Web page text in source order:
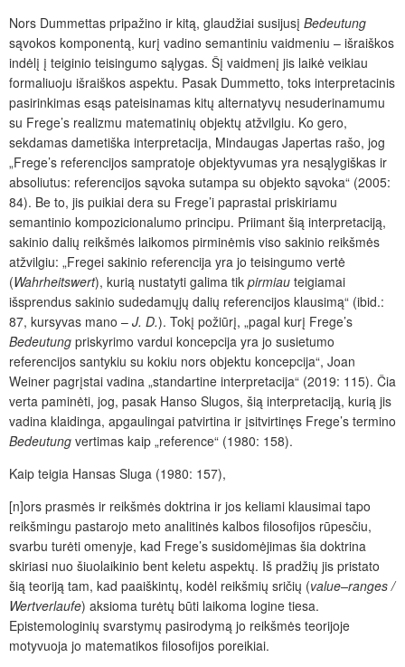
Nors Dummettas pripažino ir kitą, glaudžiai susijusį Bedeutung
sąvokos komponentą, kurį vadino semantiniu vaidmeniu – išraiškos
indėlį į teiginio teisingumo sąlygas. Šį vaidmenį jis laikė veikiau
formaliuoju išraiškos aspektu. Pasak Dummetto, toks interpretacinis
pasirinkimas esąs pateisinamas kitų alternatyvų nesuderinamumu
su Frege’s realizmu matematinių objektų atžvilgiu. Ko gero,
sekdamas dametiška interpretacija, Mindaugas Japertas rašo, jog
„Frege’s referencijos sampratoje objektyvumas yra nesąlygiškas ir
absoliutus: referencijos sąvoka sutampa su objekto sąvoka“ (2005:
84). Be to, jis puikiai dera su Frege’i paprastai priskiriamu
semantinio kompozicionalumo principu. Priimant šią interpretaciją,
sakinio dalių reikšmės laikomos pirminėmis viso sakinio reikšmės
atžvilgiu: „Fregei sakinio referencija yra jo teisingumo vertė
(Wahrheitswert), kurią nustatyti galima tik pirmiau teigiamai
išsprendus sakinio sudedamųjų dalių referencijos klausimą“ (ibid.:
87, kursyvas mano – J. D.). Tokį požiūrį, „pagal kurį Frege’s
Bedeutung priskyrimo vardui koncepcija yra jo susietumo
referencijos santykiu su kokiu nors objektu koncepcija“, Joan
Weiner pagrįstai vadina „standartine interpretacija“ (2019: 115). Čia
verta paminėti, jog, pasak Hanso Slugos, šią interpretaciją, kurią jis
vadina klaidinga, apgaulingai patvirtina ir įsitvirtinęs Frege’s termino
Bedeutung vertimas kaip „reference“ (1980: 158).
Kaip teigia Hansas Sluga (1980: 157),
[n]ors prasmės ir reikšmės doktrina ir jos keliami klausimai tapo
reikšmingu pastarojo meto analitinės kalbos filosofijos rūpesčiu,
svarbu turėti omenyje, kad Frege’s susidomėjimas šia doktrina
skiriasi nuo šiuolaikinio bent keletu aspektų. Iš pradžių jis pristato
šią teoriją tam, kad paaiškintų, kodėl reikšmių sričių (value–ranges /
Wertverlaufe) aksioma turėtų būti laikoma logine tiesa.
Epistemologinių svarstymų pasirodymą jo reikšmės teorijoje
motyvuoja jo matematikos filosofijos poreikiai.